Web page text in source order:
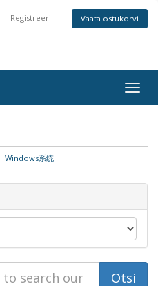
Registreeri Vaata ostukorvi
Windows系统